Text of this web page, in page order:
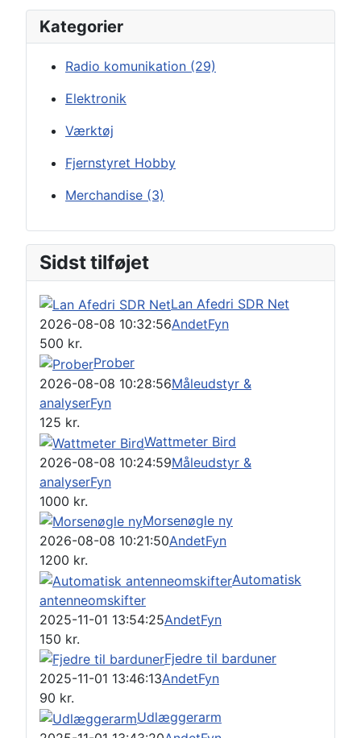
Kategorier
Radio komunikation (29)
Elektronik
Værktøj
Fjernstyret Hobby
Merchandise (3)
Sidst tilføjet
Lan Afedri SDR Net
2026-08-08 10:32:56AndetFyn
500 kr.
Prober
2026-08-08 10:28:56Måleudstyr &
analyserFyn
125 kr.
Wattmeter Bird
2026-08-08 10:24:59Måleudstyr &
analyserFyn
1000 kr.
Morsenøgle ny
2026-08-08 10:21:50AndetFyn
1200 kr.
Automatisk
antenneomskifter
2025-11-01 13:54:25AndetFyn
150 kr.
Fjedre til barduner
2025-11-01 13:46:13AndetFyn
90 kr.
Udlæggerarm